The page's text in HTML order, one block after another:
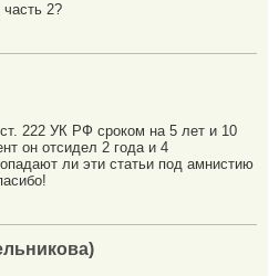
2?
222 УК РФ сроком на 5 лет и 10
он отсидел 2 года и 4
ли эти статьи под амнистию